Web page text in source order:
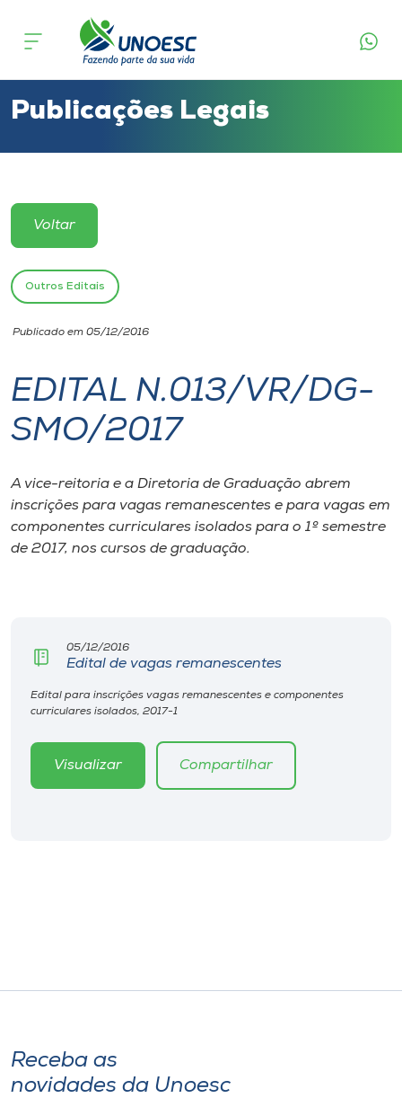
Cursos
Atendimento ao Estudante
Portal de Ensino
Unoesc
Internacionalização
I.nova
Diplomados
Cultura
Biblioteca
Editora
Rádio
o idioma
A+
A-
Publicações Legais
Voltar
Outros Editais
Publicado em 05/12/2016
EDITAL N.013/VR/DG-
SMO/2017
A vice-reitoria e a Diretoria de Graduação abrem
inscrições para vagas remanescentes e para vagas em
componentes curriculares isolados para o 1º semestre
de 2017, nos cursos de graduação.
05/12/2016
Edital de vagas remanescentes
Edital para inscrições vagas remanescentes e componentes
curriculares isolados, 2017-1
Visualizar Compartilhar
Receba as
novidades da Unoesc